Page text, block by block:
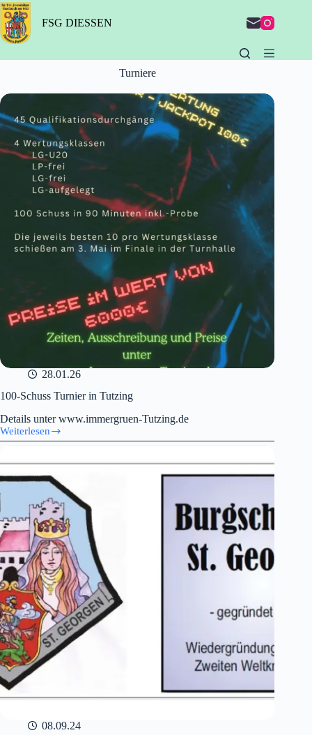
Zum
Inhalt
springen
FSG DIESSEN
Turniere
28.01.26
100-Schuss Turnier in Tutzing
Details unter www.immergruen-Tutzing.de
Weiterlesen
100-
Tutzing
08.09.24